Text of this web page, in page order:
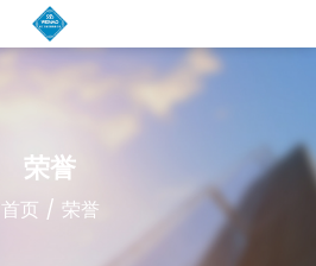
荣誉
首页 / 荣誉